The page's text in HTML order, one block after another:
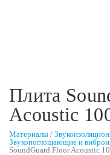
Плита
Acoustic
Материалы /
Звукопоглощающие и
SoundGuard Floor Acoustic